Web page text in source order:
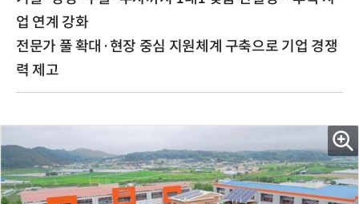
업 연계 강화
전문가 풀 확대·현장 중심 지원체계 구축으로 기업 경쟁
력 제고